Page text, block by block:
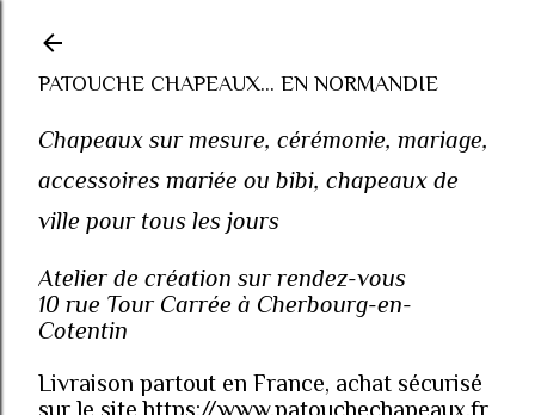
PATOUCHE CHAPEAUX... EN NORMANDIE
Chapeaux sur mesure, cérémonie, mariage,
accessoires mariée ou bibi, chapeaux de
ville pour tous les jours
Atelier de création sur rendez-vous
10 rue Tour Carrée à Cherbourg-en-
Cotentin
Livraison partout en France, achat sécurisé
sur le site https://www.patouchechapeaux.fr